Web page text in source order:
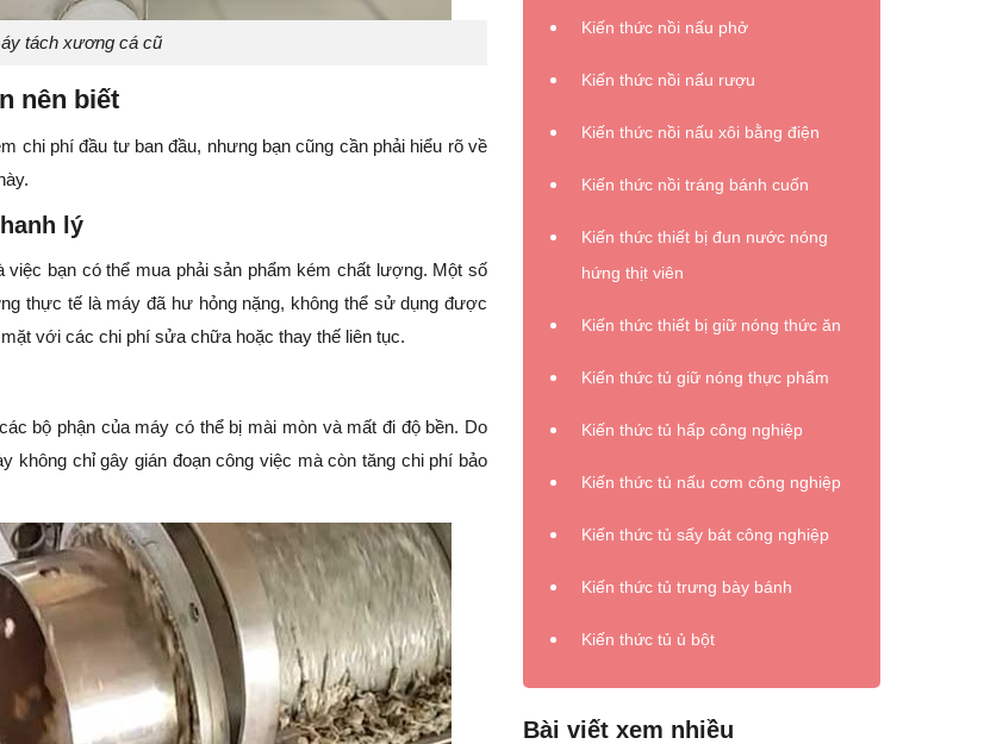
tách xương cá cũ
nên biết
chi phí đầu tư ban đầu, nhưng bạn cũng cần phải hiểu rõ về
lý
bạn có thể mua phải sản phẩm kém chất lượng. Một số
thực tế là máy đã hư hỏng nặng, không thể sử dụng được
với các chi phí sửa chữa hoặc thay thế liên tục.
bộ phận của máy có thể bị mài mòn và mất đi độ bền. Do
không chỉ gây gián đoạn công việc mà còn tăng chi phí bảo
Kiến thức nồi nấu phở
Kiến thức nồi nấu rượu
Kiến thức nồi nấu xôi bằng điện
Kiến thức nồi tráng bánh cuốn
Kiến thức thiết bị đun nước nóng
hứng thịt viên
Kiến thức thiết bị giữ nóng thức ăn
Kiến thức tủ giữ nóng thực phẩm
Kiến thức tủ hấp công nghiệp
Kiến thức tủ nấu cơm công nghiệp
Kiến thức tủ sấy bát công nghiệp
Kiến thức tủ trưng bày bánh
Kiến thức tủ ủ bột
Bài viết xem nhiều